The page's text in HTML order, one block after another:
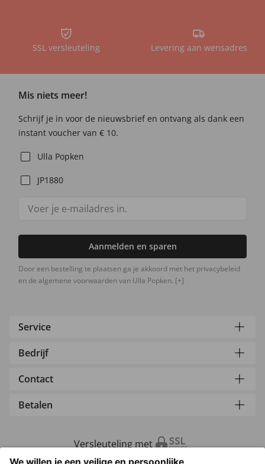
SSL versleuteling Levering aan wensadres
Mis niets meer!
Schrijf je in voor de nieuwsbrief en ontvang als dank een
instant voucher van € 10.
Ulla Popken
JP1880
Aanmelden en sparen
Door een bestelling te plaatsen ga je akkoord met het privacybeleid
en de algemene voorwaarden van Ulla Popken. [+]
Service
Bedrijf
Contact
Betalen
Versleuteling met